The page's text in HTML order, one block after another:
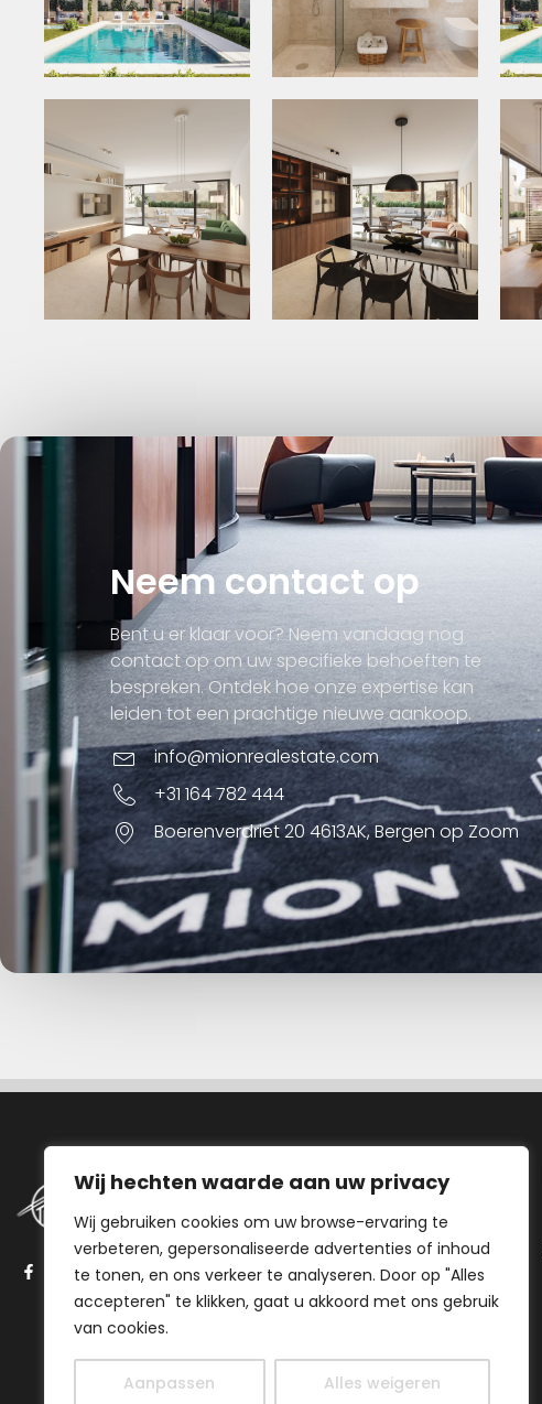
Wij hechten waarde aan uw privacy
Wij gebruiken cookies om uw browse-ervaring te
verbeteren, gepersonaliseerde advertenties of inhoud
te tonen, en ons verkeer te analyseren. Door op "Alles
accepteren" te klikken, gaat u akkoord met ons gebruik
van cookies.
Aanpassen Alles weigeren
Neem contact op
Bent u er klaar voor? Neem vandaag nog
contact op om uw specifieke behoeften te
bespreken. Ontdek hoe onze expertise kan
leiden tot een prachtige nieuwe aankoop.
info@mionrealestate.com
+31 164 782 444
Boerenverdriet 20 4613AK, Bergen op Zoom
Navigatie
Aanbod
Stappenplan
Onze aanpak